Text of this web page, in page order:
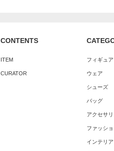
CONTENTS
ITEM
CURATOR
フィギュ
ウェア
シューズ
バッグ
アクセサ
ファッシ
インテリア